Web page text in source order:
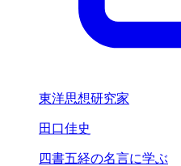
東洋思想研究家
田口佳史
四書五経の名言に学ぶ